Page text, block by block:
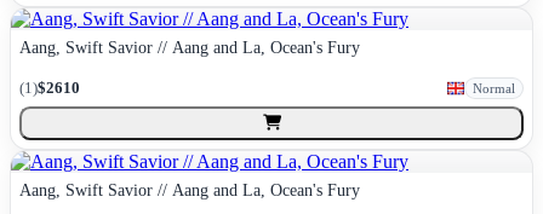
Aang, Swift Savior // Aang and La, Ocean's Fury
(1)$2610 Normal
Aang, Swift Savior // Aang and La, Ocean's Fury